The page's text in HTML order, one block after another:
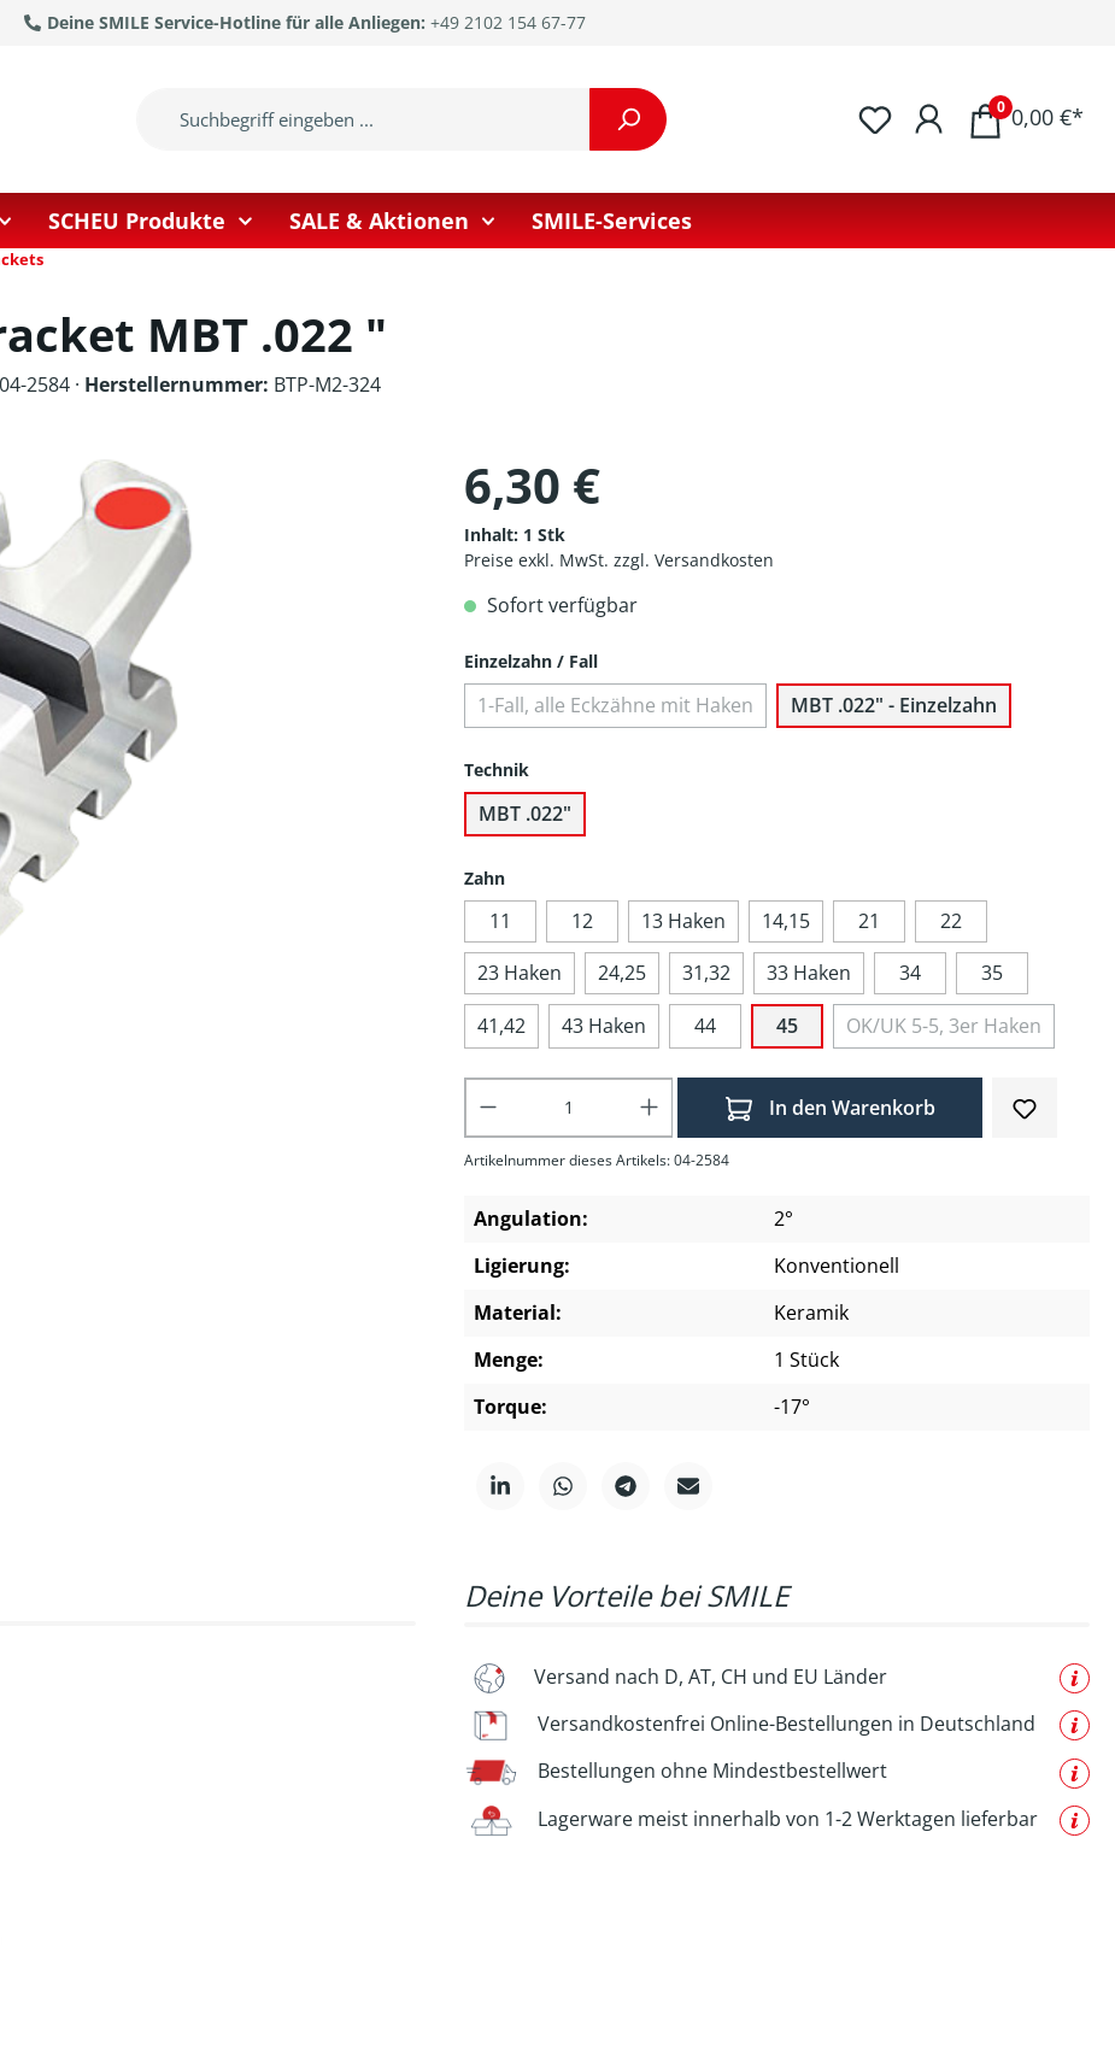
Deine SMILE Service-Hotline für alle Anliegen: +49 2102 154 67-77
0 0,00 €*
SCHEU Produkte SALE & Aktionen SMILE-Services
MBT .022 "
04-2584 · Herstellernummer: BTP-M2-324
6,30 €
Inhalt: 1 Stk
Preise exkl. MwSt. zzgl. Versandkosten
Sofort verfügbar
Einzelzahn / Fall
1-Fall, alle Eckzähne mit Haken MBT .022" - Einzelzahn
Technik
MBT .022"
Zahn
11 12 13 Haken 14,15 21
22
23 Haken
24,25 31,32 33 Haken 34
35
41,42
43 Haken 44 45 OK/UK 5-5, 3er Haken
Produkt Anzahl: Gib den gewünschten Wert
In den Warenkorb
Artikelnummer dieses Artikels: 04-2584
Angulation:
2°
Ligierung:
Konventionell
Material:
Keramik
Menge:
1 Stück
Torque:
-17°
Deine Vorteile bei SMILE
Versand nach D, AT, CH und EU Länder
Versandkostenfrei Online-Bestellungen in Deutschland
Bestellungen ohne Mindestbestellwert
Lagerware meist innerhalb von 1-2 Werktagen lieferbar